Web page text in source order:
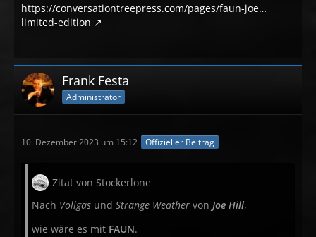
https://conversationtreepress.com/pages/faun-joe…
limited-edition
Frank Festa
Administrator
10. Dezember 2023 um 15:12 Offizieller Beitrag
Zitat von Stockerlone
Nach Vollgas und Strange Weather von Joe Hill,
wie wäre es mit FAUN.